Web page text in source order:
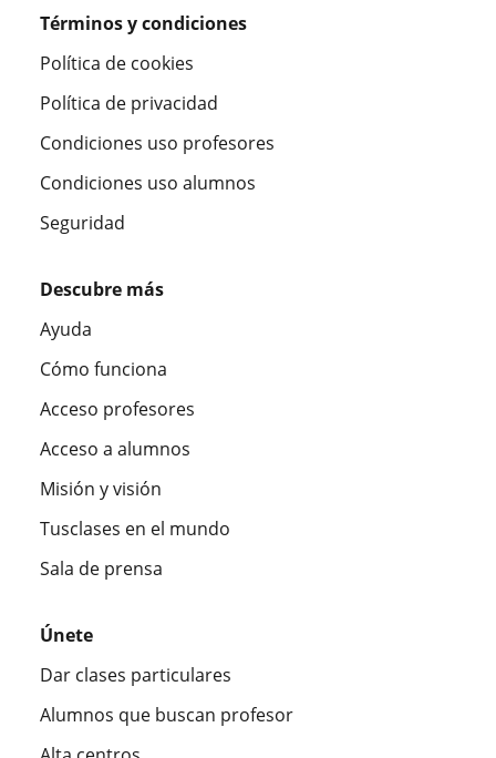
Términos y condiciones
Política de cookies
Política de privacidad
Condiciones uso profesores
Condiciones uso alumnos
Seguridad
Descubre más
Ayuda
Cómo funciona
Acceso profesores
Acceso a alumnos
Misión y visión
Tusclases en el mundo
Sala de prensa
Únete
Dar clases particulares
Alumnos que buscan profesor